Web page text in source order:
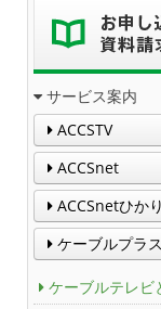
サービス案内
ACCSTV
ACCSnet
ACCSnetひか
ケーブルプラ
ケーブルテレビ
契約約款
よくある質問
マイページ
各種手続き
申込・資料請求
お問合せ